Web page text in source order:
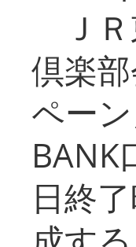
ＪＲ
倶楽
ペー
BANK
日終